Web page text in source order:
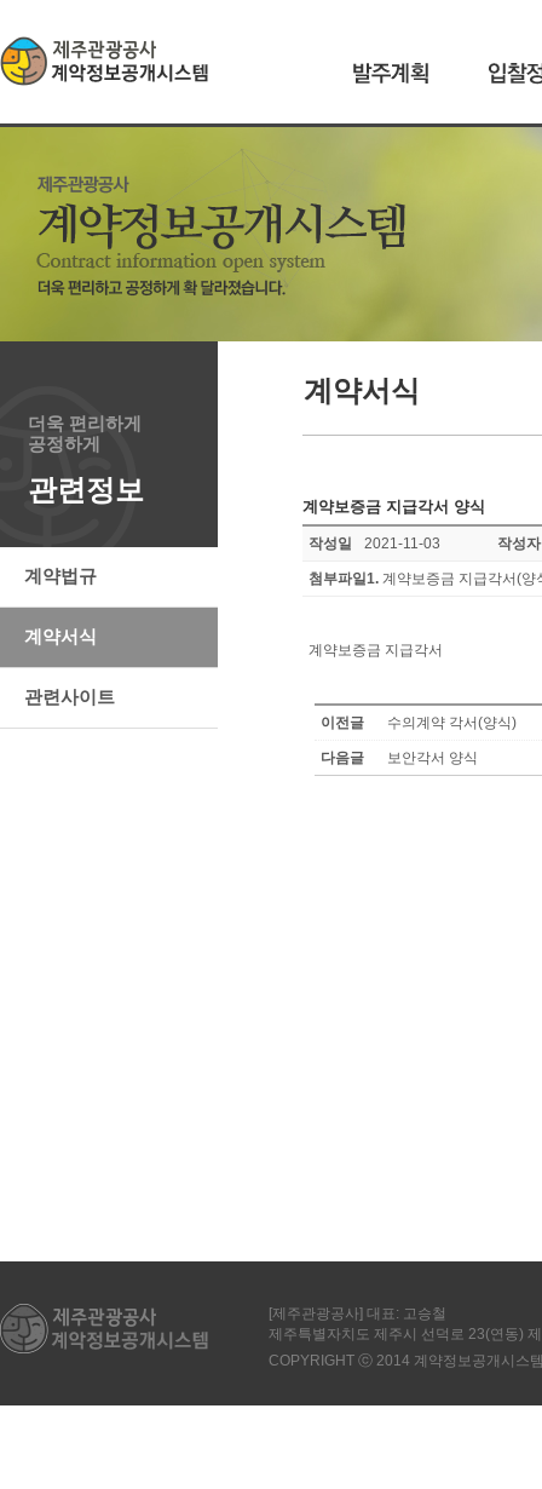
더욱 편리하게
공정하게
관련정보
계약법규
계약서식
관련사이트
계약서식
계약보증금 지급각서 양식
작성일 2021-11-03 작성자
첨부파일1. 계약보증금 지급각서(양
계약보증금 지급각서
이전글 수의계약 각서(양식)
다음글 보안각서 양식
[제주관광공사] 대표: 고승철
제주특별자치도 제주시 선덕로 23(연동)
COPYRIGHT ⓒ 2014 계약정보공개시스